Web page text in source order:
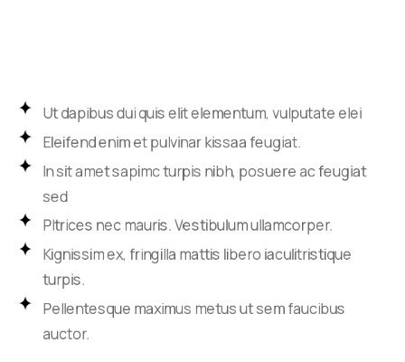
Ut dapibus dui quis elit elementum, vulputate elei
Eleifend enim et pulvinar kissaa feugiat.
In sit amet sapimc turpis nibh, posuere ac feugiat
sed
Pltrices nec mauris. Vestibulum ullamcorper.
Kignissim ex, fringilla mattis libero iaculitristique
turpis.
Pellentesque maximus metus ut sem faucibus
auctor.